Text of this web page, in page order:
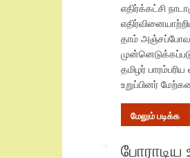
எதிர்க்கட்சி
தாம்
தமிழர்
உறுப்பினர்
மேலும் படிக்க